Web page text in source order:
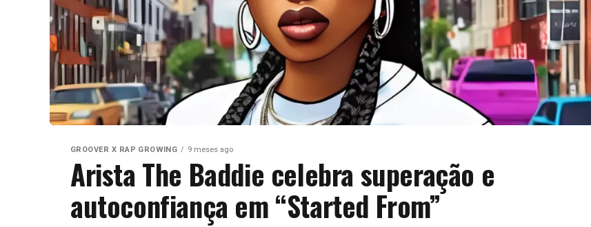
GROOVER X RAP GROWING 9 meses ago
Arista The Baddie celebra superação e
autoconfiança em “Started From”